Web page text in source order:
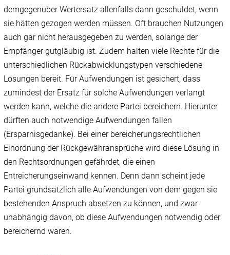
demgegenüber Wertersatz allenfalls dann geschuldet, wenn
sie hätten gezogen werden müssen. Oft brauchen Nutzungen
auch gar nicht herausgegeben zu werden, solange der
Empfänger gutgläubig ist. Zudem halten viele Rechte für die
unterschiedlichen Rückabwicklungstypen verschiedene
Lösungen bereit. Für Aufwendungen ist gesichert, dass
zumindest der Ersatz für solche Aufwendungen verlangt
werden kann, welche die andere Partei bereichern. Hierunter
dürften auch notwendige Aufwendungen fallen
(Ersparnisgedanke). Bei einer bereicherungsrechtlichen
Einordnung der Rückgewähransprüche wird diese Lösung in
den Rechtsordnungen gefährdet, die einen
Entreicherungseinwand kennen. Denn dann scheint jede
Partei grundsätzlich alle Aufwendungen von dem gegen sie
bestehenden Anspruch absetzen zu können, und zwar
unabhängig davon, ob diese Aufwendungen notwendig oder
bereichernd waren.